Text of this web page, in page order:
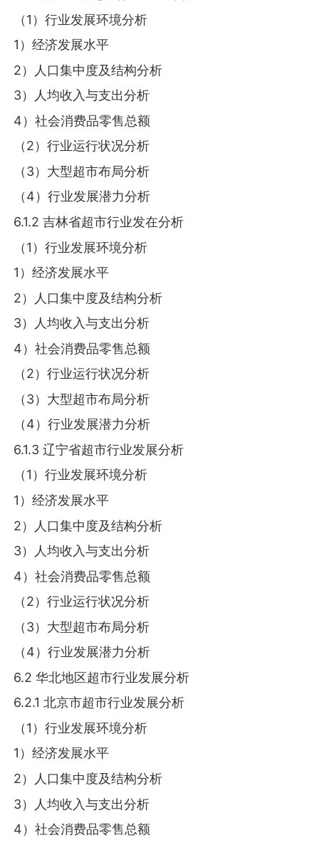
（1）行业发展环境分析
1）经济发展水平
2）人口集中度及结构分析
3）人均收入与支出分析
4）社会消费品零售总额
（2）行业运行状况分析
（3）大型超市布局分析
（4）行业发展潜力分析
6.1.2 吉林省超市行业发在分析
（1）行业发展环境分析
1）经济发展水平
2）人口集中度及结构分析
3）人均收入与支出分析
4）社会消费品零售总额
（2）行业运行状况分析
（3）大型超市布局分析
（4）行业发展潜力分析
6.1.3 辽宁省超市行业发展分析
（1）行业发展环境分析
1）经济发展水平
2）人口集中度及结构分析
3）人均收入与支出分析
4）社会消费品零售总额
（2）行业运行状况分析
（3）大型超市布局分析
（4）行业发展潜力分析
6.2 华北地区超市行业发展分析
6.2.1 北京市超市行业发展分析
（1）行业发展环境分析
1）经济发展水平
2）人口集中度及结构分析
3）人均收入与支出分析
4）社会消费品零售总额